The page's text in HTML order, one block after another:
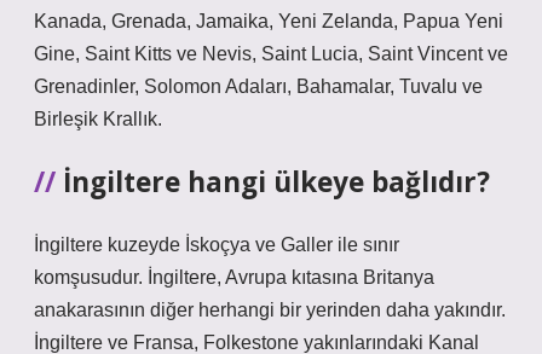
Kanada, Grenada, Jamaika, Yeni Zelanda, Papua Yeni
Gine, Saint Kitts ve Nevis, Saint Lucia, Saint Vincent ve
Grenadinler, Solomon Adaları, Bahamalar, Tuvalu ve
Birleşik Krallık.
İngiltere hangi ülkeye bağlıdır?
İngiltere kuzeyde İskoçya ve Galler ile sınır
komşusudur. İngiltere, Avrupa kıtasına Britanya
anakarasının diğer herhangi bir yerinden daha yakındır.
İngiltere ve Fransa, Folkestone yakınlarındaki Kanal